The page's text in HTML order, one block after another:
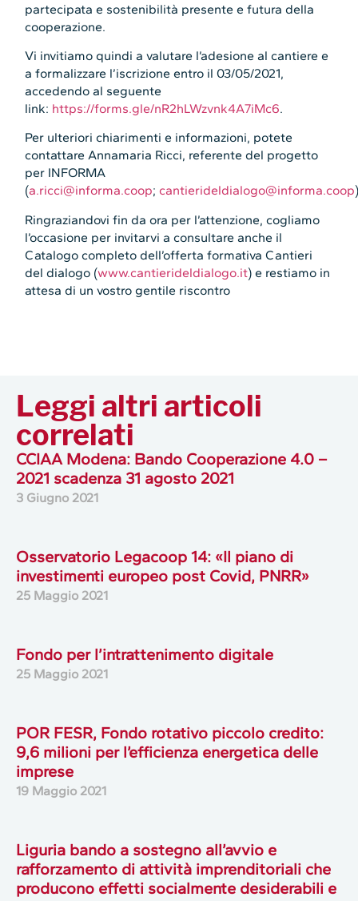
partecipata e sostenibilità presente e futura della
cooperazione.
Vi invitiamo quindi a valutare l’adesione al cantiere e
a formalizzare l’iscrizione entro il 03/05/2021,
accedendo al seguente
link: https://forms.gle/nR2hLWzvnk4A7iMc6.
Per ulteriori chiarimenti e informazioni, potete
contattare Annamaria Ricci, referente del progetto
per INFORMA
(a.ricci@informa.coop;cantierideldialogo@informa.coop
Ringraziandovi fin da ora per l’attenzione, cogliamo
l’occasione per invitarvi a consultare anche il
Catalogo completo dell’offerta formativa Cantieri
del dialogo (www.cantierideldialogo.it) e restiamo in
attesa di un vostro gentile riscontro
Leggi altri articoli
correlati
CCIAA Modena: Bando Cooperazione 4.0 –
2021 scadenza 31 agosto 2021
3 Giugno 2021
Osservatorio Legacoop 14: «Il piano di
investimenti europeo post Covid, PNRR»
25 Maggio 2021
Fondo per l’intrattenimento digitale
25 Maggio 2021
POR FESR, Fondo rotativo piccolo credito:
9,6 milioni per l’efficienza energetica delle
imprese
19 Maggio 2021
Liguria bando a sostegno all’avvio e
rafforzamento di attività imprenditoriali che
producono effetti socialmente desiderabili e